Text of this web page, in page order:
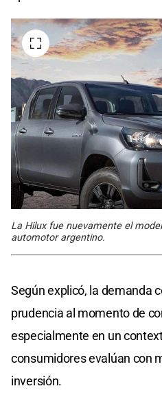
La Hilux fue nuevamente el
automotor argentino.
Según explicó, la demanda
prudencia al momento de
especialmente en un
consumidores evalúan con
inversión.